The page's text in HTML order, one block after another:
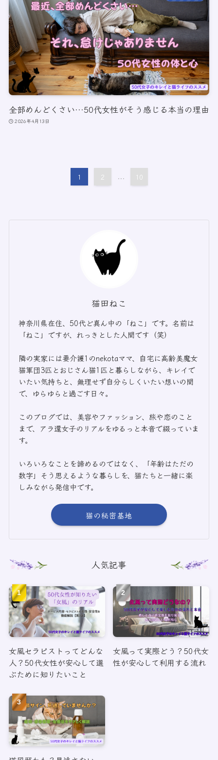
全部めんどくさい…50代女性がそう感じる本当の理由
2026年4月13日
1 2 ... 10
猫田ねこ
神奈川県在住、50代ど真ん中の「ねこ」です。名前は
「ねこ」ですが、れっきとした人間です（笑）
隣の実家には要介護1のnekotaママ、自宅に高齢美魔女
猫軍団3匹とおじさん猫1匹と暮らしながら、キレイで
いたい気持ちと、無理せず自分らしくいたい想いの間
で、ゆらゆらと過ごす日々。
このブログでは、美容やファッション、旅や恋のこと
まで、アラ還女子のリアルをゆるっと本音で綴っていま
す。
いろいろなことを諦めるのではなく、「年齢はただの
数字」そう思えるような暮らしを、猫たちと一緒に楽
しみながら発信中です。
猫の秘密基地
人気記事
女風セラピストってどんな
人？50代女性が安心して選
ぶために知りたいこと
女風って実際どう？50代女
性が安心して利用する流れ